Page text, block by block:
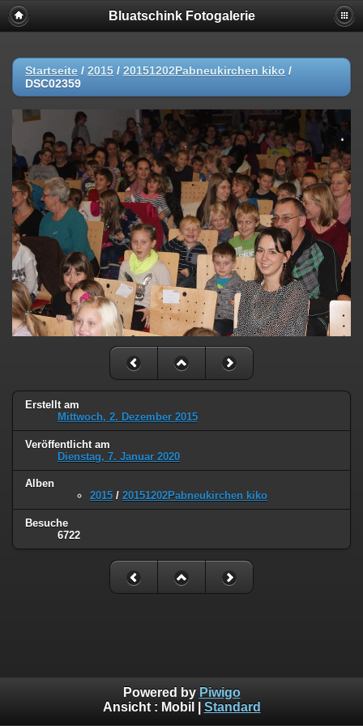
Bluatschink Fotogalerie
Startseite / 2015 / 20151202Pabneukirchen kiko /
DSC02359
Erstellt am
Mittwoch, 2. Dezember 2015
Veröffentlicht am
Dienstag, 7. Januar 2020
Alben
2015 / 20151202Pabneukirchen kiko
Besuche
6722
Powered by Piwigo
Ansicht : Mobil Standard